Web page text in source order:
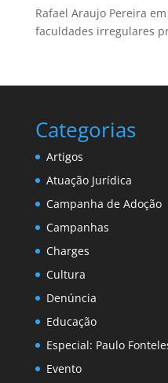
Rafael Araujo Pereira em
faculdades irregulares
Categorias
Artigos
Atuação Jurídica
Campanha de Adoção
Campanhas
Charges
Cultura
Denúncia
Educação
Especial: Paulo
Evento